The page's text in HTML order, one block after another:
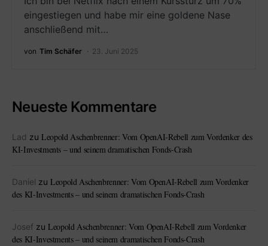
eingestiegen und habe mir eine goldene Nase
anschließend mit…
von Tim Schäfer 23. Juni 2025
Neueste Kommentare
Lad zu Leopold Aschenbrenner: Vom OpenAI-Rebell zum Vordenker des
KI-Investments – und seinem dramatischen Fonds-Crash
Daniel zu Leopold Aschenbrenner: Vom OpenAI-Rebell zum Vordenker
des KI-Investments – und seinem dramatischen Fonds-Crash
Josef zu Leopold Aschenbrenner: Vom OpenAI-Rebell zum Vordenker
des KI-Investments – und seinem dramatischen Fonds-Crash